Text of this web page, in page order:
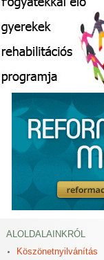
ALOLDALAINKRÓL
Köszönetnyilvánítás